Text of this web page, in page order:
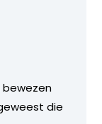
bewezen
die